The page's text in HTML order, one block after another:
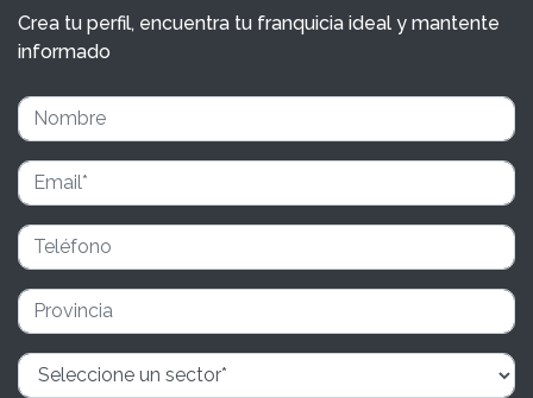
Crea tu perfil, encuentra tu franquicia ideal y mantente
informado